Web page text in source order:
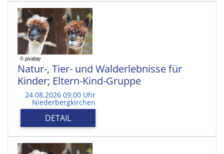
Natur-, Tier- und Walderlebnisse für
Kinder; Eltern-Kind-Gruppe
24.08.2026 09:00 Uhr
Niederbergkirchen
DETAIL